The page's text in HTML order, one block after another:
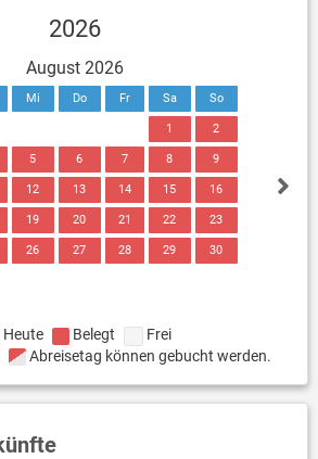
2026
August 2026
Mi Do Fr Sa So
1 2
5 6 7 8 9
12 13 14 15 16
19 20 21 22 23
26 27 28 29 30
Heute Belegt
Frei
Abreisetag können gebucht werden.